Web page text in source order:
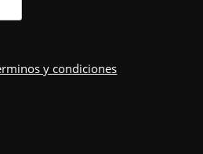
y condiciones